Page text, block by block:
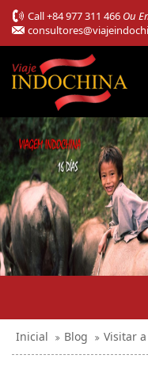
Call+84 977 311 466 Ou
Inicial Blog Visitar